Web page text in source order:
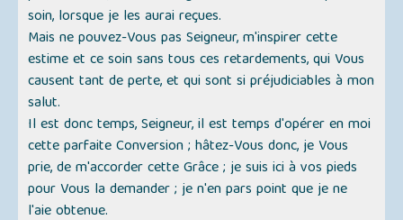
soin, lorsque je les aurai reçues.
Mais ne pouvez-Vous pas Seigneur, m'inspirer cette
estime et ce soin sans tous ces retardements, qui Vous
causent tant de perte, et qui sont si préjudiciables à mon
salut.
Il est donc temps, Seigneur, il est temps d'opérer en moi
cette parfaite Conversion ; hâtez-Vous donc, je Vous
prie, de m'accorder cette Grâce ; je suis ici à vos pieds
pour Vous la demander ; je n'en pars point que je ne
l'aie obtenue.